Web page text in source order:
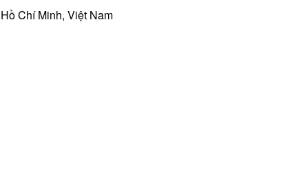
Chí Minh, Việt Nam